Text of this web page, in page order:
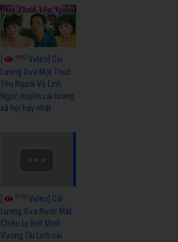
6392Video] Cải
Lương Xưa Một Thuở
Yêu Người Vũ Linh
Ngọc Huyền cải lương
xã hội hay nhất
5739Video] Cải
Lương Xưa Nước Mắt
Chiều Ly Biệt Minh
Vương Tài Linh cải